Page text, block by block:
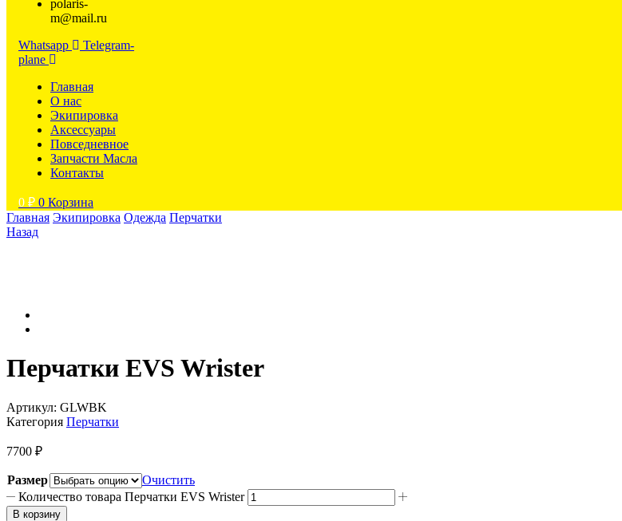
polaris-
m@mail.ru
Whatsapp
Telegram-
plane
Главная
О нас
Экипировка
Аксессуары
Повседневное
Запчасти Масла
Контакты
0 ₽ 0 Корзина
Главная Экипировка Одежда Перчатки
Назад
Перчатки EVS Wrister
Артикул: GLWBK
Категория Перчатки
7700 ₽
Размер
Очистить
Количество товара Перчатки EVS Wrister
В корзину